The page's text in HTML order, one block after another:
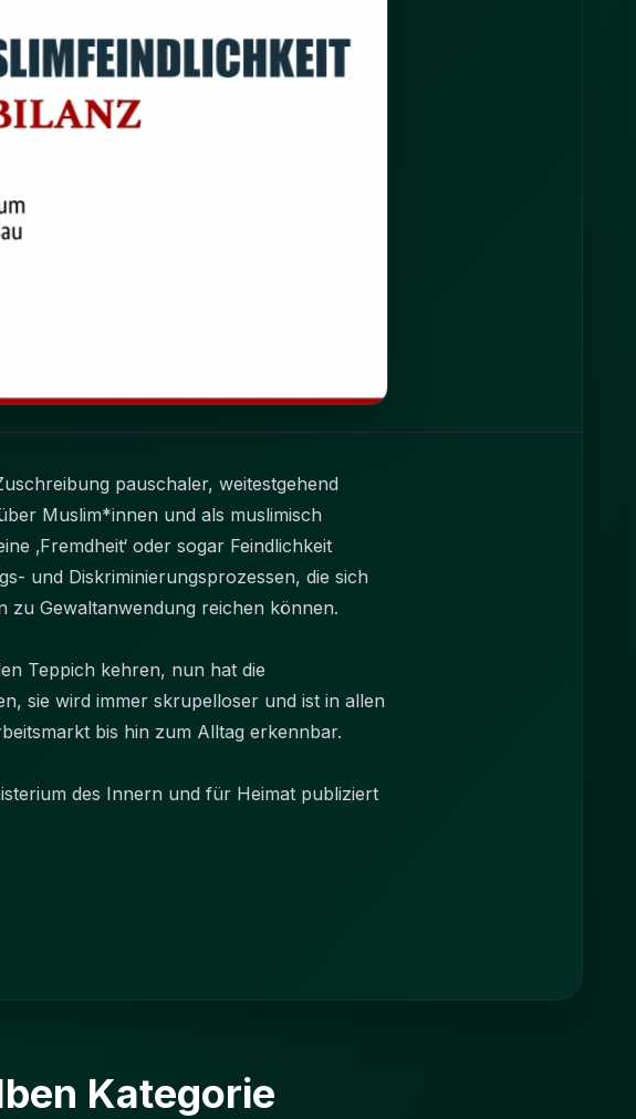
pauschaler, weitestgehend
Muslim*innen und als muslimisch
‚Fremdheit‘ oder sogar Feindlichkeit
und Diskriminierungsprozessen, die sich
zu Gewaltanwendung reichen können.
Teppich kehren, nun hat die
sie wird immer skrupelloser und ist in allen
bis hin zum Alltag erkennbar.
des Innern und für Heimat publiziert
Kategorie